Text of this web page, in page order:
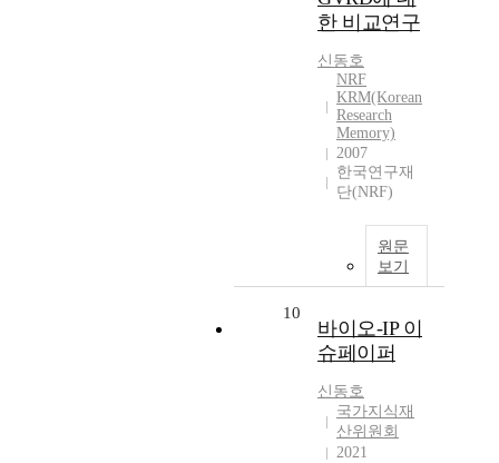
한 비교연구
신동호
NRF
KRM(Korean
Research
Memory)
2007
한국연구재
단(NRF)
원문
보기
10
바이오-IP 이
슈페이퍼
신동호
국가지식재
산위원회
2021